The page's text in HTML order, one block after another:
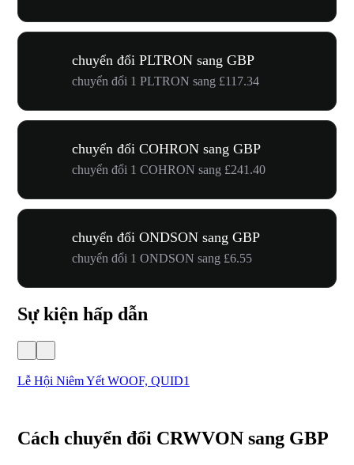
chuyển đổi PLTRON sang GBP
chuyển đổi 1 PLTRON sang £117.34
chuyển đổi COHRON sang GBP
chuyển đổi 1 COHRON sang £241.40
chuyển đổi ONDSON sang GBP
chuyển đổi 1 ONDSON sang £6.55
Sự kiện hấp dẫn
Lễ Hội Niêm Yết WOOF, QUID1
Cách chuyển đổi CRWVON sang GBP